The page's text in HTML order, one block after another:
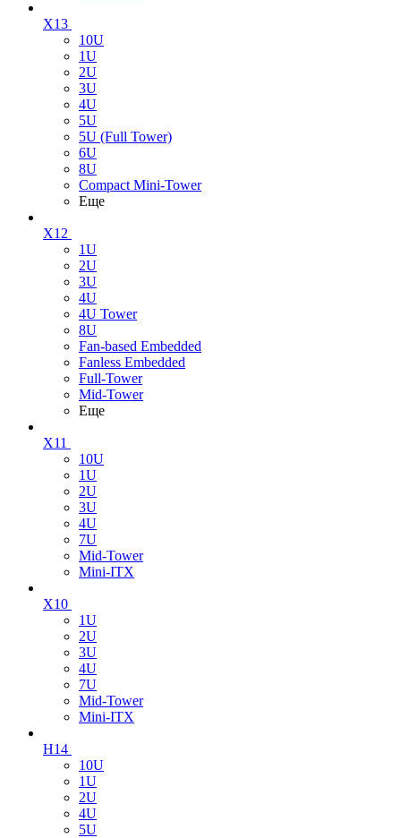
X13
10U
1U
2U
3U
4U
5U
5U (Full Tower)
6U
8U
Compact Mini-Tower
Еще
X12
1U
2U
3U
4U
4U Tower
8U
Fan-based Embedded
Fanless Embedded
Full-Tower
Mid-Tower
Еще
X11
10U
1U
2U
3U
4U
7U
Mid-Tower
Mini-ITX
X10
1U
2U
3U
4U
7U
Mid-Tower
Mini-ITX
H14
10U
1U
2U
4U
5U